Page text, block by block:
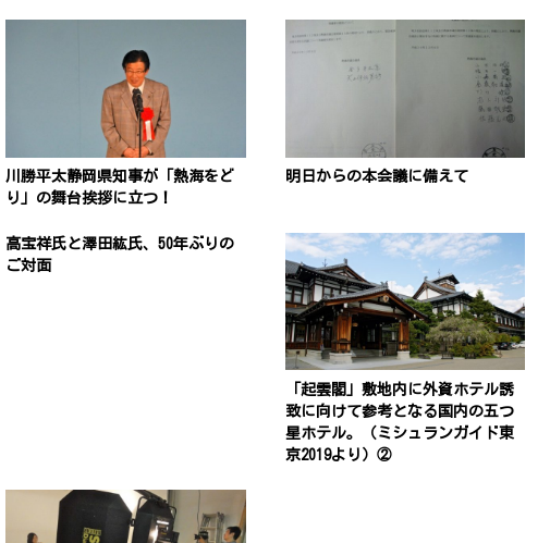
川勝平太静岡県知事が「熱海をど
り」の舞台挨拶に立つ！
明日からの本会議に備えて
高宝祥氏と澤田紘氏、50年ぶりの
ご対面
「起雲閣」敷地内に外資ホテル誘
致に向けて参考となる国内の五つ
星ホテル。（ミシュランガイド東
京2019より）②